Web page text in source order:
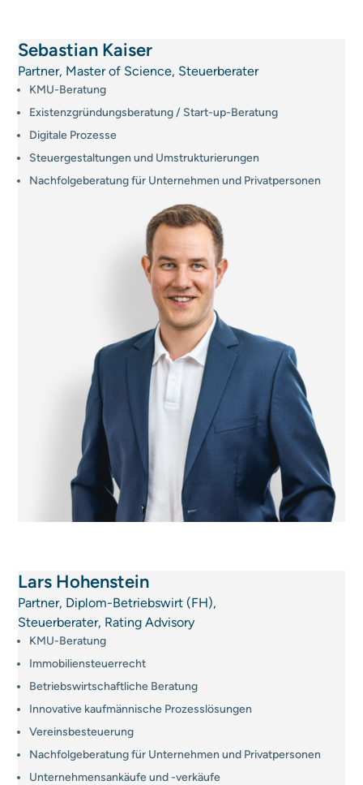
Sebastian Kaiser
Partner, Master of Science, Steuerberater
KMU-Beratung
Existenzgründungs­beratung / Start-up-Beratung
Digitale Prozesse
Steuergestaltungen und Umstrukturierungen
Nachfolgeberatung für Unternehmen und Privatpersonen
Lars Hohenstein
Partner, Diplom-Betriebswirt (FH),
Steuerberater, Rating Advisory
KMU-Beratung
Immobiliensteuerrecht
Betriebswirtschaftliche Beratung
Innovative kaufmännische Prozesslösungen
Vereinsbesteuerung
Nachfolgeberatung für Unternehmen und Privatpersonen
Unternehmensankäufe und -verkäufe